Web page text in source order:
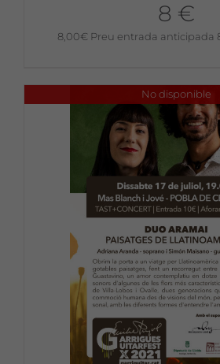
8 €
8,00€ Preu entrada anticipada
No disponible